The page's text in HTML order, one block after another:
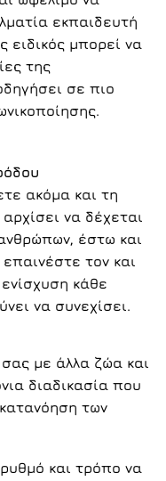
εκπαιδευτή
ειδικός μπορεί να
της
σε πιο
ακόμα και τη
να δέχεται
έστω και
τον και
κάθε
να συνεχίσει.
με άλλα ζώα και
διαδικασία που
των
και τρόπο να